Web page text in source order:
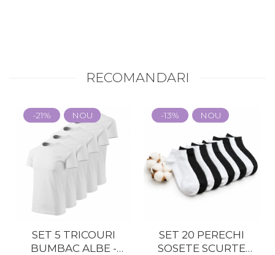
RECOMANDARI
-21% NOU
SET 5 TRICOURI
BUMBAC ALBE -
-13% NOU
SET 20 PERECHI
SOSETE SCURTE